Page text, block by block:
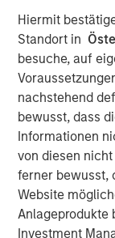
Hiermit
Standort in
besuche, auf
nachstehend
bewusst, dass
Informationen
von diesen
ferner bewusst,
Website
Anlageprodukte
Investment
TodayFlip AI
platform, Flip,
that predicts
analyses in
enterprises,
company and
the world.
“When
it directly
Current